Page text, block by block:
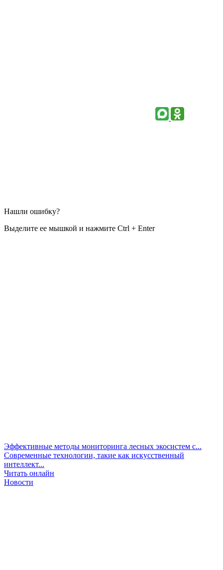
Нашли ошибку?
Выделите ее мышкой и нажмите Ctrl + Enter
Эффективные методы мониторинга лесных экосистем с...
Современные технологии, такие как искусственный
интеллект...
Читать онлайн
Новости